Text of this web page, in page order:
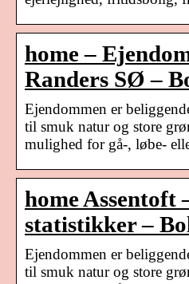
home –
Randers SØ –
Ejendommen er
til smuk natur og store
mulighed for gå-, løbe-
home Assentoft
statistikker –
Ejendommen er
til smuk natur og store